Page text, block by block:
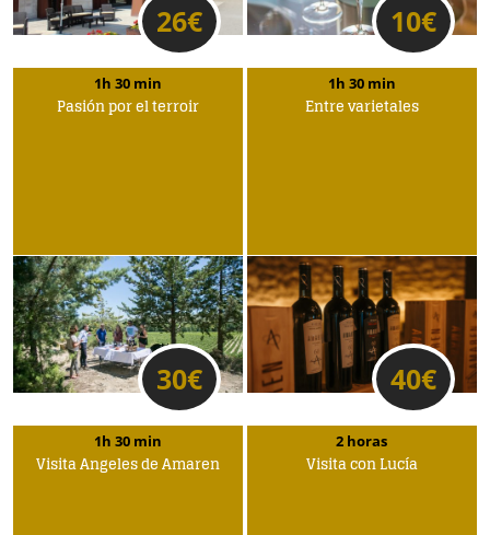
26€ 10€
1h 30 min
Pasión por el terroir
30€
1h 30 min
Entre varietales
40€
1h 30 min
Visita Ángeles de Amaren
2 horas
Visita con Lucía